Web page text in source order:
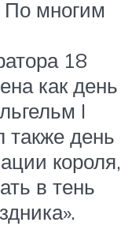
многим
18
​​как день
I
также день
короля,
в тень